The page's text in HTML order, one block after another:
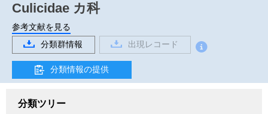
Culicidae カ科
参考文献を見る
分類群情報
出現レコード
分類情報の提供
分類ツリー